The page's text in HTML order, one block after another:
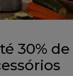
30% de